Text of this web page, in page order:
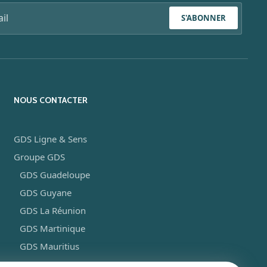
S'ABONNER
NOUS CONTACTER
GDS Ligne & Sens
Groupe GDS
GDS Guadeloupe
GDS Guyane
GDS La Réunion
GDS Martinique
GDS Mauritius